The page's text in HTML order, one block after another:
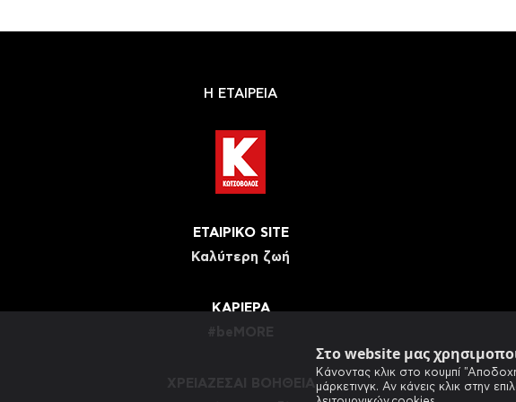
Στο website μας
Κάνοντας κλικ στο κουμπί
μάρκετινγκ. Αν κάνεις κλικ στην
Η ΕΤΑΙΡΕΙΑ
ΕΤΑΙΡΙΚΟ SITE
Καλύτερη ζωή
ΚΑΡΙΕΡΑ